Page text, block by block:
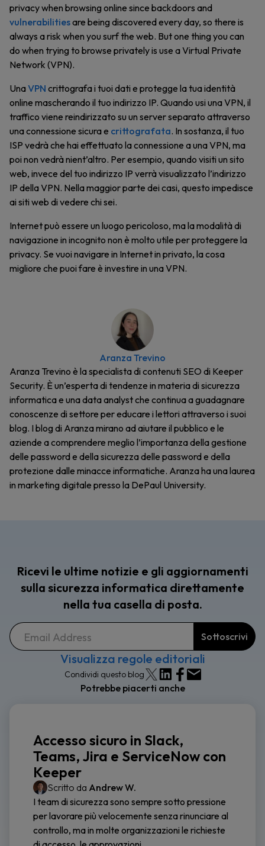
privacy when browsing online since backdoors and
vulnerabilitiesare being discovered every day, so there is
always a risk when you surf the web. But one thing you can
do when trying to browse privately is use a Virtual Private
Network (VPN).
UnaVPN crittografa i tuoi dati e protegge la tua identità
online mascherando il tuo indirizzo IP. Quando usi una VPN, il
traffico viene reindirizzato su un server separato attraverso
una connessione sicura e crittografata. In sostanza, il tuo
ISP vedrà che hai effettuato la connessione a una VPN, ma
poi non vedrà nient’altro. Per esempio, quando visiti un sito
web, invece del tuo indirizzo IP verrà visualizzato l’indirizzo
IP della VPN. Nella maggior parte dei casi, questo impedisce
ai siti web di vedere chi sei.
Internet può essere un luogo pericoloso, ma la modalità di
navigazione in incognito non è molto utile per proteggere la
privacy. Se vuoi navigare in Internet in privato, la cosa
migliore che puoi fare è investire in una VPN.
Aranza Trevino
Aranza Trevino è la specialista di contenuti SEO di Keeper
Security. È un’esperta di tendenze in materia di sicurezza
informatica e una data analyst che continua a guadagnare
conoscenze di settore per educare i lettori attraverso i suoi
blog. I blog di Aranza mirano ad aiutare il pubblico e le
aziende a comprendere meglio l’importanza della gestione
delle password e della sicurezza delle password e della
protezione dalle minacce informatiche. Aranza ha una laurea
in marketing digitale presso la DePaul University.
Ricevi le ultime notizie e gli aggiornamenti
sulla sicurezza informatica direttamente
nella tua casella di posta.
Visualizza regole editoriali
Condividi questo blog
Potrebbe piacerti anche
Accesso sicuro in Slack,
Teams, Jira e ServiceNow con
Keeper
Scritto da Andrew W.
I team di sicurezza sono sempre sotto pressione
per lavorare più velocemente senza rinunciare al
controllo, ma in molte organizzazioni le richieste